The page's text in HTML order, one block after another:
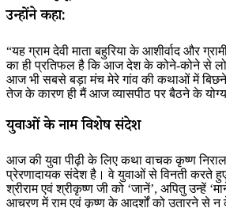
उन्होंने कहा:
“यह ग्राम देवी माता बहुरिया के आशीर्वाद और
का ही प्रतिफल है कि आज देश के कोने-कोने से
आज भी सबसे बड़ा मंच मेरे गांव की कथाओं में
तेज के कारण ही मैं आज व्यासपीठ पर बैठने के
युवाओं के नाम विशेष संदेश
आज की युवा पीढ़ी के लिए कथा वाचक कृष्ण
प्रेरणादायक संदेश है। वे युवाओं से विनती करते
श्रीराम एवं श्रीकृष्ण जी को ‘जानें’, अपितु उन्हें
आचरण में राम एवं कृष्ण के आदर्शों को उतारने से न